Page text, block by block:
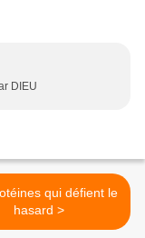
DIEU
qui défient le
hasard >